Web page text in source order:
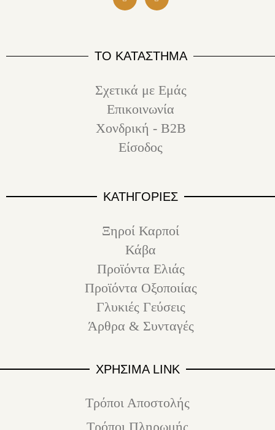
ΤΟ ΚΑΤΑΣΤΗΜΑ
Σχετικά με Εμάς
Επικοινωνία
Χονδρική - B2B
Είσοδος
ΚΑΤΗΓΟΡΙΕΣ
Ξηροί Καρποί
Κάβα
Προϊόντα Ελιάς
Προϊόντα Οξοποιίας
Γλυκιές Γεύσεις
Άρθρα & Συνταγές
ΧΡΗΣΙΜΑ LINK
Τρόποι Αποστολής
Τρόποι Πληρωμής